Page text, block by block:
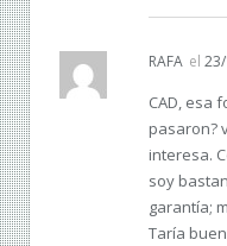
RAFA el
CAD, esa
pasaron?
interesa.
soy
garantía;
Taría